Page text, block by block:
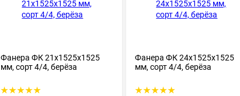
Фанера ФК 21х1525х1525
мм, сорт 4/4, берёза
Фанера ФК 24х1525х1525
мм, сорт 4/4, берёза